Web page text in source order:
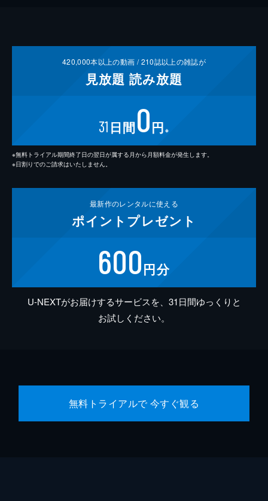
420,000本以上の動画 /210誌以上の雑誌が
見放題 読み放題
31 日間0円 ※
※無料トライアル期間終了日の翌日が属する月から月額料金が発生します。
※日割りでのご請求はいたしません。
最新作のレンタルに使える
ポイント プレゼント
600円分
U-NEXTがお届けするサービスを、31日間ゆっくりと
お試しください。
無料トライアルで 今すぐ観る